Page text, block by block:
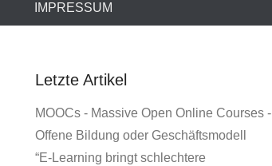
IMPRESSUM
Letzte Artikel
MOOCs - Massive Open Online Courses -
Offene Bildung oder Geschäftsmodell
“E-Learning bringt schlechtere